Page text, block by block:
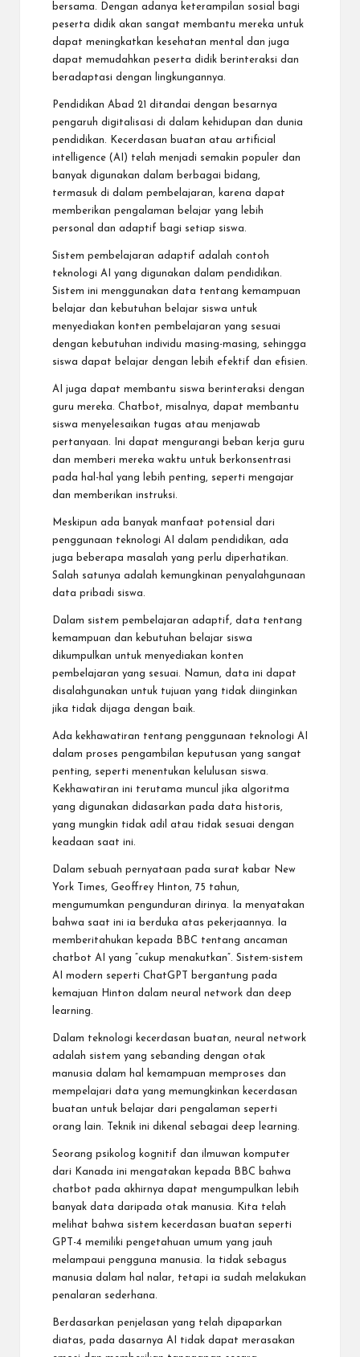
bersama. Dengan adanya keterampilan sosial bagi
peserta didik akan sangat membantu mereka untuk
dapat meningkatkan kesehatan mental dan juga
dapat memudahkan peserta didik berinteraksi dan
beradaptasi dengan lingkungannya.
Pendidikan Abad 21 ditandai dengan besarnya
pengaruh digitalisasi di dalam kehidupan dan dunia
pendidikan. Kecerdasan buatan atau artificial
intelligence (AI) telah menjadi semakin populer dan
banyak digunakan dalam berbagai bidang,
termasuk di dalam pembelajaran, karena dapat
memberikan pengalaman belajar yang lebih
personal dan adaptif bagi setiap siswa.
Sistem pembelajaran adaptif adalah contoh
teknologi AI yang digunakan dalam pendidikan.
Sistem ini menggunakan data tentang kemampuan
belajar dan kebutuhan belajar siswa untuk
menyediakan konten pembelajaran yang sesuai
dengan kebutuhan individu masing-masing, sehingga
siswa dapat belajar dengan lebih efektif dan efisien.
AI juga dapat membantu siswa berinteraksi dengan
guru mereka. Chatbot, misalnya, dapat membantu
siswa menyelesaikan tugas atau menjawab
pertanyaan. Ini dapat mengurangi beban kerja guru
dan memberi mereka waktu untuk berkonsentrasi
pada hal-hal yang lebih penting, seperti mengajar
dan memberikan instruksi.
Meskipun ada banyak manfaat potensial dari
penggunaan teknologi AI dalam pendidikan, ada
juga beberapa masalah yang perlu diperhatikan.
Salah satunya adalah kemungkinan penyalahgunaan
data pribadi siswa.
Dalam sistem pembelajaran adaptif, data tentang
kemampuan dan kebutuhan belajar siswa
dikumpulkan untuk menyediakan konten
pembelajaran yang sesuai. Namun, data ini dapat
disalahgunakan untuk tujuan yang tidak diinginkan
jika tidak dijaga dengan baik.
Ada kekhawatiran tentang penggunaan teknologi AI
dalam proses pengambilan keputusan yang sangat
penting, seperti menentukan kelulusan siswa.
Kekhawatiran ini terutama muncul jika algoritma
yang digunakan didasarkan pada data historis,
yang mungkin tidak adil atau tidak sesuai dengan
keadaan saat ini.
Dalam sebuah pernyataan pada surat kabar New
York Times, Geoffrey Hinton, 75 tahun,
mengumumkan pengunduran dirinya. Ia menyatakan
bahwa saat ini ia berduka atas pekerjaannya. Ia
memberitahukan kepada BBC tentang ancaman
chatbot AI yang “cukup menakutkan”. Sistem-sistem
AI modern seperti ChatGPT bergantung pada
kemajuan Hinton dalam neural network dan deep
learning.
Dalam teknologi kecerdasan buatan, neural network
adalah sistem yang sebanding dengan otak
manusia dalam hal kemampuan memproses dan
mempelajari data yang memungkinkan kecerdasan
buatan untuk belajar dari pengalaman seperti
orang lain. Teknik ini dikenal sebagai deep learning.
Seorang psikolog kognitif dan ilmuwan komputer
dari Kanada ini mengatakan kepada BBC bahwa
chatbot pada akhirnya dapat mengumpulkan lebih
banyak data daripada otak manusia. Kita telah
melihat bahwa sistem kecerdasan buatan seperti
GPT-4 memiliki pengetahuan umum yang jauh
melampaui pengguna manusia. Ia tidak sebagus
manusia dalam hal nalar, tetapi ia sudah melakukan
penalaran sederhana.
Berdasarkan penjelasan yang telah dipaparkan
diatas, pada dasarnya AI tidak dapat merasakan